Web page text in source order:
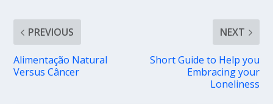
PREVIOUS
Alimentação Natural
Versus Câncer
NEXT
Short Guide to Help you
Embracing your
Loneliness